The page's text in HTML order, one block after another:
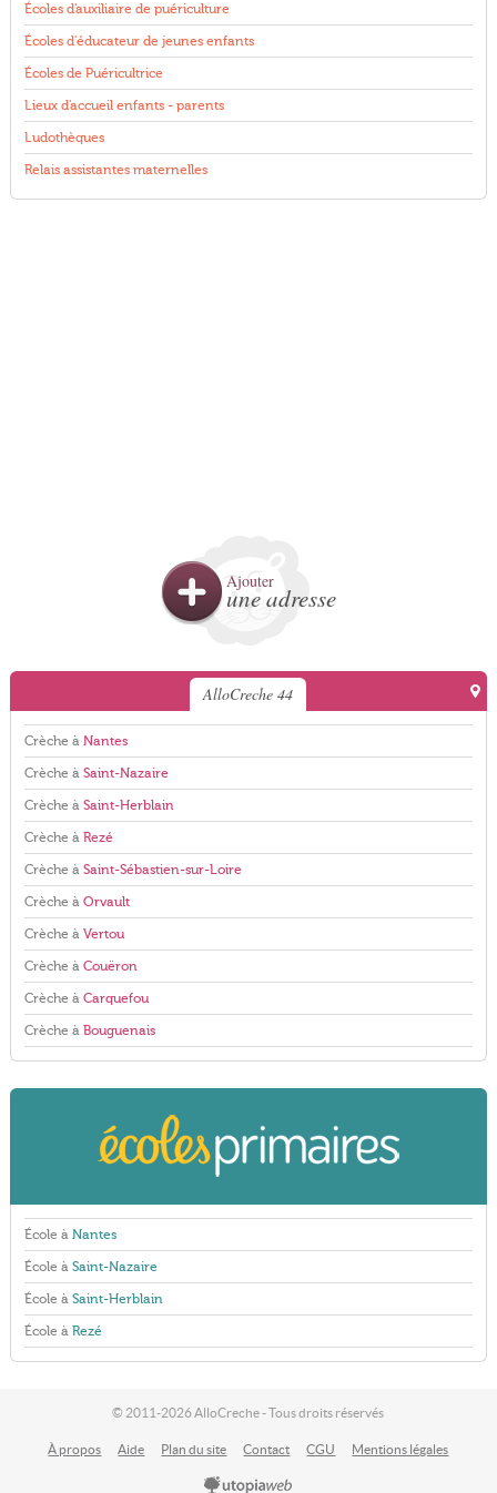
Écoles d'auxiliaire de puériculture
Écoles d'éducateur de jeunes enfants
Écoles de Puéricultrice
Lieux d'accueil enfants - parents
Ludothèques
Relais assistantes maternelles
Ajouter
une adresse
AlloCreche 44
Crèche à Nantes
Crèche à Saint-Nazaire
Crèche à Saint-Herblain
Crèche à Rezé
Crèche à Saint-Sébastien-sur-Loire
Crèche à Orvault
Crèche à Vertou
Crèche à Couëron
Crèche à Carquefou
Crèche à Bouguenais
École à Nantes
École à Saint-Nazaire
École à Saint-Herblain
École à Rezé
© 2011-2026 AlloCreche - Tous droits réservés
À propos Aide Plan du site Contact CGU Mentions légales